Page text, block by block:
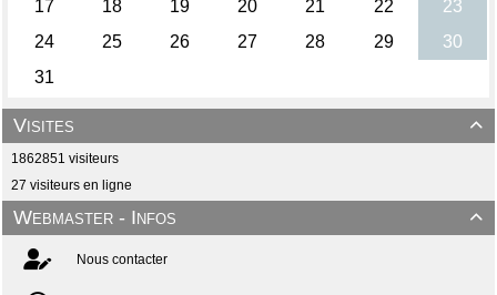

Visites
1862851 visiteurs
27 visiteurs en ligne

Webmaster - Infos
Nous contacter